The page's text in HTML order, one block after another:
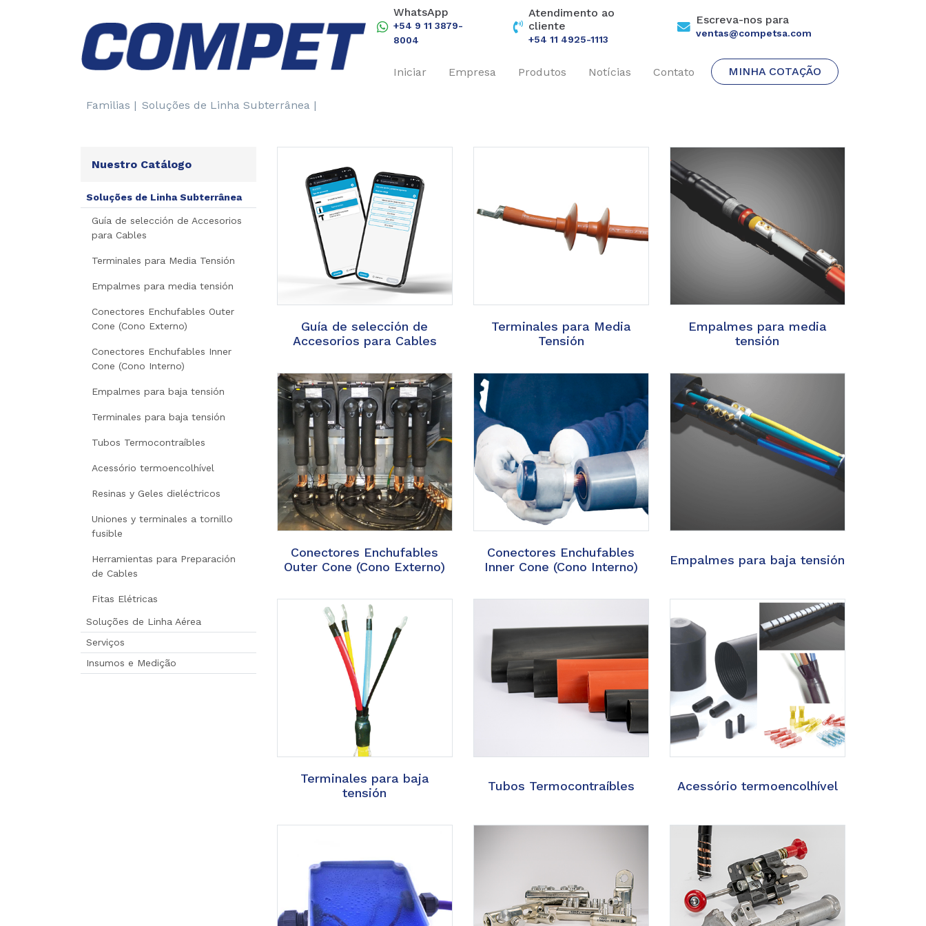
WhatsApp
+54 9 11 3879-
8004
Atendimento ao
cliente
+54 11 4925-1113
Escreva-nos para
ventas@competsa.com
Iniciar Empresa Produtos Notícias Contato MINHA COTAÇÃO
Familias | Soluções de Linha Subterrânea |
Nuestro Catálogo
Soluções de Linha Subterrânea
Guía de selección de Accesorios
para Cables
Terminales para Media Tensión
Empalmes para media tensión
Conectores Enchufables Outer
Cone (Cono Externo)
Conectores Enchufables Inner
Cone (Cono Interno)
Empalmes para baja tensión
Terminales para baja tensión
Tubos Termocontraíbles
Acessório termoencolhível
Resinas y Geles dieléctricos
Uniones y terminales a tornillo
fusible
Herramientas para Preparación
de Cables
Fitas Elétricas
Soluções de Linha Aérea
Serviços
Insumos e Medição
Guía de selección de
Accesorios para Cables
Terminales para Media
Tensión
Empalmes para media
tensión
Conectores Enchufables
Outer Cone (Cono Externo)
Conectores Enchufables
Inner Cone (Cono Interno)
Empalmes para baja tensión
Terminales para baja
tensión
Tubos Termocontraíbles Acessório termoencolhível